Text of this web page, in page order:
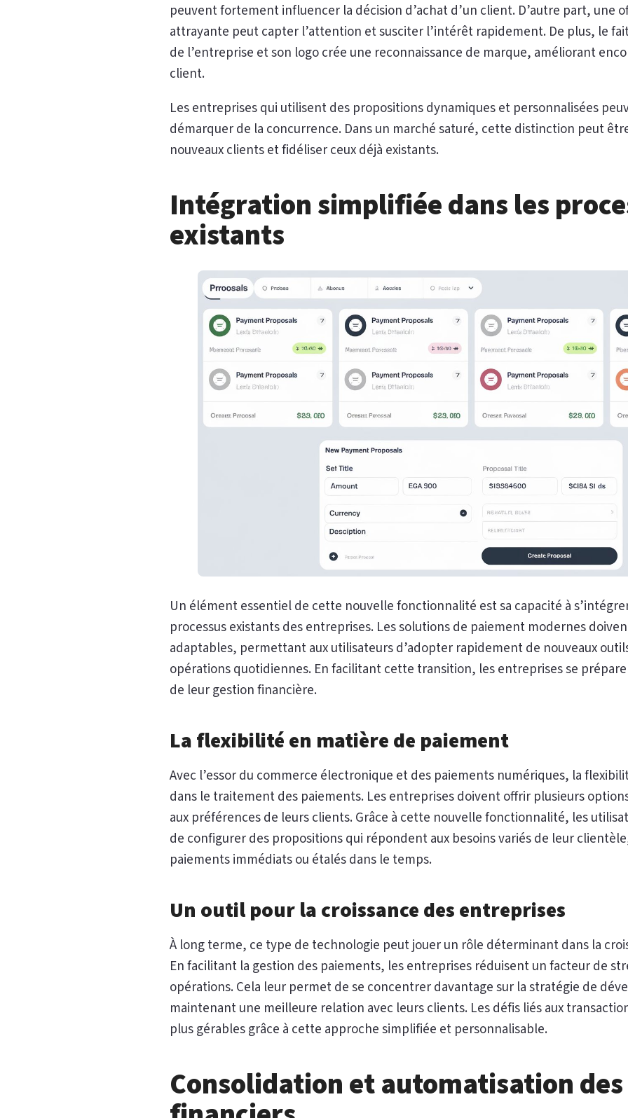
peuvent fortement influencer la décision d’achat d’un client. D’autre part, une
attrayante peut capter l’attention et susciter l’intérêt rapidement. De plus, le
de l’entreprise et son logo crée une reconnaissance de marque, améliorant
client.
Les entreprises qui utilisent des propositions dynamiques et personnalisées
démarquer de la concurrence. Dans un marché saturé, cette distinction peut
nouveaux clients et fidéliser ceux déjà existants.
Intégration simplifiée dans les
existants
Un élément essentiel de cette nouvelle fonctionnalité est sa capacité à
processus existants des entreprises. Les solutions de paiement modernes
adaptables, permettant aux utilisateurs d’adopter rapidement de nouveaux
opérations quotidiennes. En facilitant cette transition, les entreprises se
de leur gestion financière.
La flexibilité en matière de paiement
Avec l’essor du commerce électronique et des paiements numériques, la
dans le traitement des paiements. Les entreprises doivent offrir plusieurs
aux préférences de leurs clients. Grâce à cette nouvelle fonctionnalité, les
de configurer des propositions qui répondent aux besoins variés de leur clientèle,
paiements immédiats ou étalés dans le temps.
Un outil pour la croissance des entreprises
À long terme, ce type de technologie peut jouer un rôle déterminant dans la
En facilitant la gestion des paiements, les entreprises réduisent un facteur de
opérations. Cela leur permet de se concentrer davantage sur la stratégie de
maintenant une meilleure relation avec leurs clients. Les défis liés aux
plus gérables grâce à cette approche simplifiée et personnalisable.
Consolidation et automatisation des